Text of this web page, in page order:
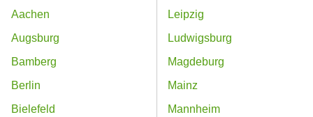
Aachen
Augsburg
Bamberg
Berlin
Bielefeld
Leipzig
Ludwigsburg
Magdeburg
Mainz
Mannheim